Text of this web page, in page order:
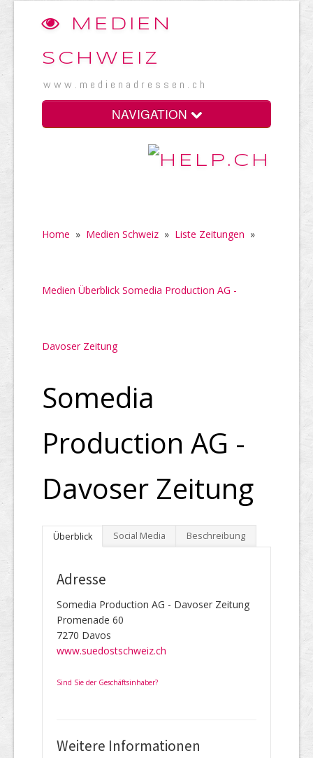
MEDIEN
SCHWEIZ
www.medienadressen.ch
NAVIGATION
Home » Medien Schweiz » Liste Zeitungen »
Medien Überblick Somedia Production AG -
Davoser Zeitung
Somedia
Production AG -
Davoser Zeitung
Überblick Social Media Beschreibung
Adresse
Somedia Production AG - Davoser Zeitung
Promenade 60
7270 Davos
www.suedostschweiz.ch
Sind Sie der Geschäftsinhaber?
Weitere Informationen